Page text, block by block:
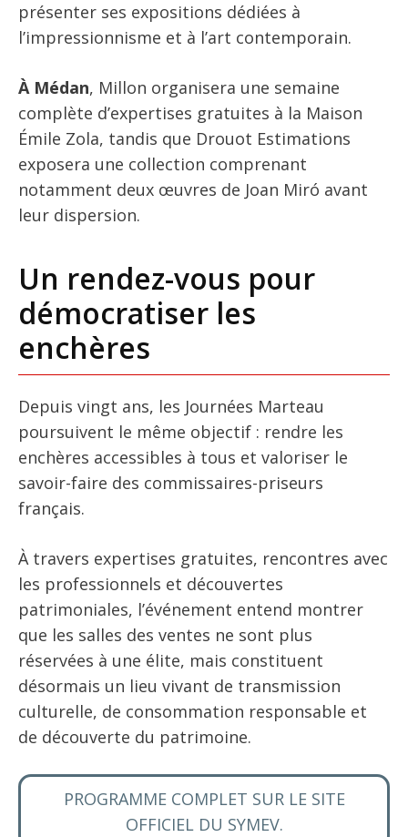
présenter ses expositions dédiées à
l’impressionnisme et à l’art contemporain.
À Médan, Millon organisera une semaine
complète d’expertises gratuites à la Maison
Émile Zola, tandis que Drouot Estimations
exposera une collection comprenant
notamment deux œuvres de Joan Miró avant
leur dispersion.
Un rendez-vous pour
démocratiser les
enchères
Depuis vingt ans, les Journées Marteau
poursuivent le même objectif : rendre les
enchères accessibles à tous et valoriser le
savoir-faire des commissaires-priseurs
français.
À travers expertises gratuites, rencontres avec
les professionnels et découvertes
patrimoniales, l’événement entend montrer
que les salles des ventes ne sont plus
réservées à une élite, mais constituent
désormais un lieu vivant de transmission
culturelle, de consommation responsable et
de découverte du patrimoine.
PROGRAMME COMPLET SUR LE SITE
OFFICIEL DU SYMEV.